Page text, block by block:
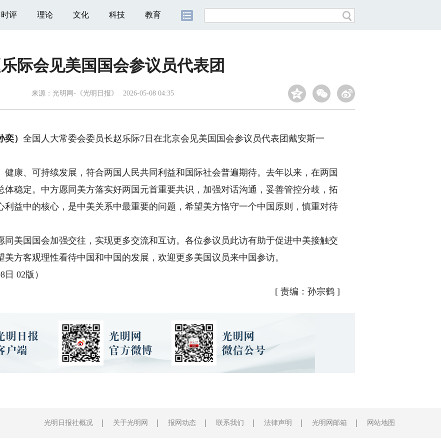
时评 理论 文化 科技 教育
际会见美国国会参议员代表团
来源： 光明网-《光明日报》 2026-05-08 04:35
） 全国人大常委会委员长赵乐际7日在北京会见美国国会参议员代表团戴安斯一
、可持续发展，符合两国人民共同利益和国际社会普遍期待。去年以来，在两国
体稳定。中方愿同美方落实好两国元首重要共识，加强对话沟通，妥善管控分歧，拓
利益中的核心，是中美关系中最重要的问题，希望美方恪守一个中国原则，慎重对待
国国会加强交往，实现更多交流和互访。各位参议员此访有助于促进中美接触交
方客观理性看待中国和中国的发展，欢迎更多美国议员来中国参访。
02版）
[ 责编：孙宗鹤 ]
光明日报社概况 关于光明网 报网动态 联系我们 法律声明 光明网邮箱 网站地图